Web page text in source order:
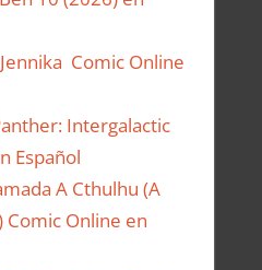
Comic Online
Intergalactic
Español
A Cthulhu (A
Comic Online en